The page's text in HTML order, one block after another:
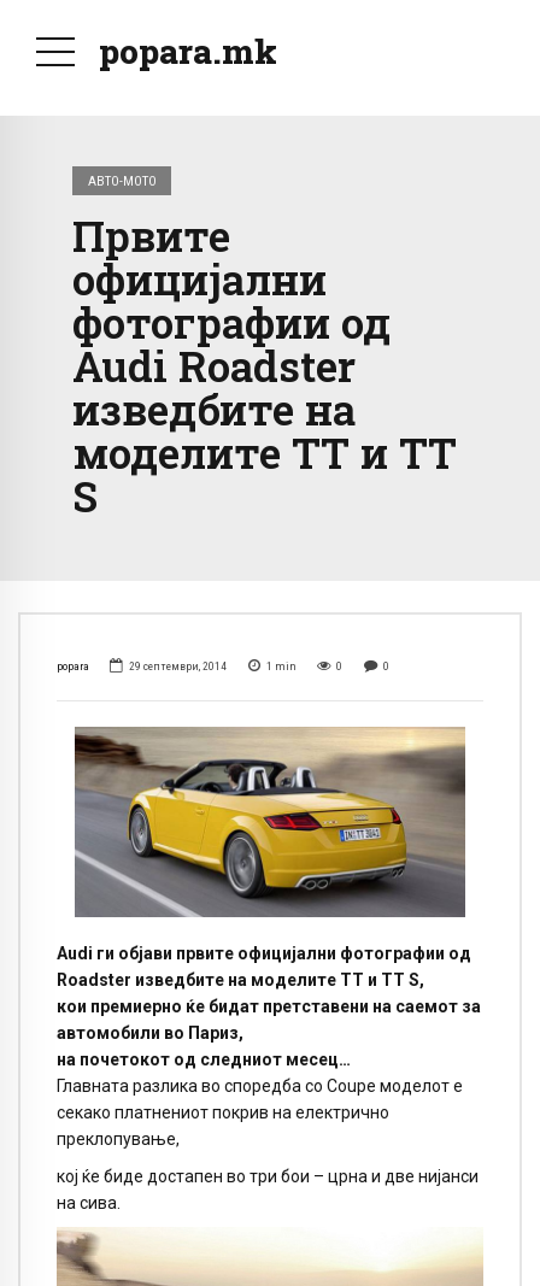
popara.mk
АВТО-МОТО
Првите
официјални
фотографии од
Audi Roadster
изведбите на
моделите ТТ и TT
S
popara 29 септември, 2014 1 min 0 0
Audi ги објави првите официјални фотографии од
Roadster изведбите на моделите ТТ и TT S,
кои премиерно ќе бидат претставени на саемот за
автомобили во Париз,
на почетокот од следниот месец…
Главната разлика во споредба со Coupe моделот е
секако платнениот покрив на електрично
преклопување,
кој ќе биде достапен во три бои – црна и две нијанси
на сива.